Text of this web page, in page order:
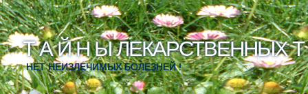
Т А Й Н Ы ЛЕКАРСТВЕННЫХ Т
Т А Й Н Ы ЛЕКАРСТВЕННЫХ Т
НЕТ НЕИЗЛЕЧИМЫХ БОЛЕЗНЕЙ !